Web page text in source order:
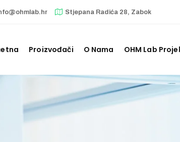
Stjepana Radića 28, Zabok
Proizvođači O Nama OHM Lab